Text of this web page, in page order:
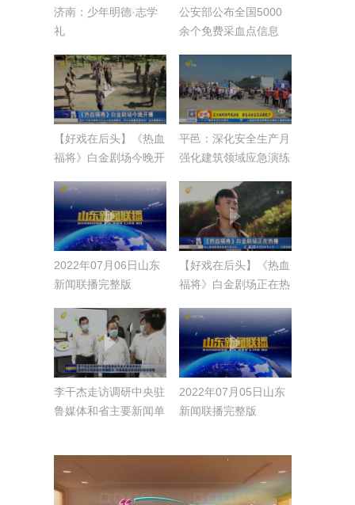
济南：少年明德·志学
礼
公安部公布全国5000
余个免费采血点信息
【好戏在后头】《热血
福将》白金剧场今晚开
平邑：深化安全生产月
强化建筑领域应急演练
2022年07月06日山东
新闻联播完整版
【好戏在后头】《热血
福将》白金剧场正在热
李干杰走访调研中央驻
鲁媒体和省主要新闻单
营造良好舆论氛围
2022年07月05日山东
新闻联播完整版